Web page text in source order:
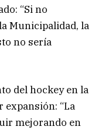
“Si no
Municipalidad, la
no sería
del hockey en la
“La
mejorando en